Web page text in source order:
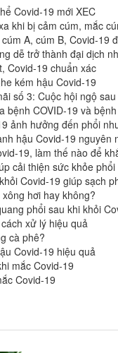
Covid-19 mới XEC
khi bị cảm cúm, mắc
A, cúm B, Covid-19
dễ trở thành đại dịch
Covid-19 chuẩn xác
kém hậu Covid-19
số 3: Cuộc hội ngộ
bệnh COVID-19 và
ảnh hưởng đến phổi
hậu Covid-19 nguyên
19, làm thế nào để
cải thiện sức khỏe
Covid-19 giúp sạch
hơi hay không?
phổi sau khi khỏi
xử lý hiệu quả
cà phê?
Covid-19 hiệu quả
mắc Covid-19
Covid-19